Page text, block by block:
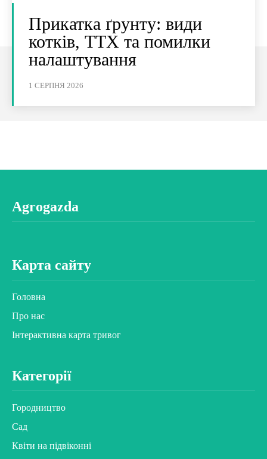
Прикатка ґрунту: види
котків, ТТХ та помилки
налаштування
1 СЕРПНЯ 2026
Agrogazda
Карта сайту
Головна
Про нас
Інтерактивна карта тривог
Категорії
Городництво
Сад
Квіти на підвіконні